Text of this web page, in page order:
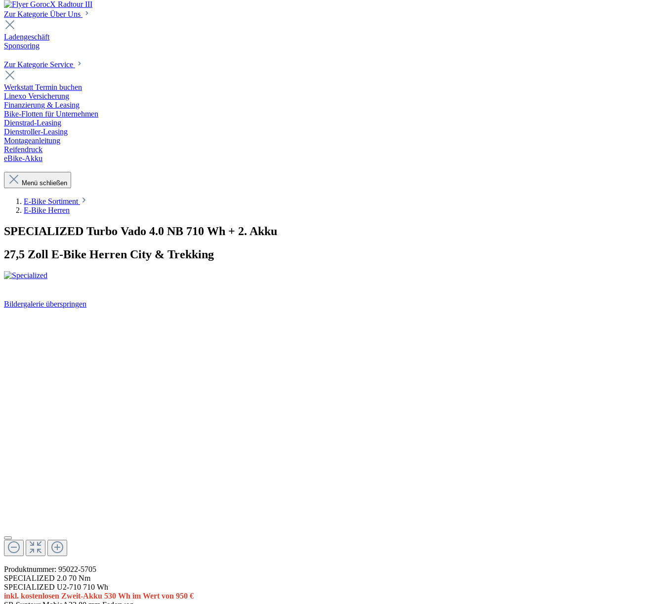
Zur Kategorie Über Uns
Ladengeschäft
Sponsoring
Zur Kategorie Service
Werkstatt Termin buchen
Linexo Versicherung
Finanzierung & Leasing
Bike-Flotten für Unternehmen
Dienstrad-Leasing
Dienstroller-Leasing
Montageanleitung
Reifendruck
eBike-Akku
Menü schließen
E-Bike Sortiment
E-Bike Herren
SPECIALIZED Turbo Vado 4.0 NB 710 Wh + 2. Akku
27,5 Zoll E-Bike Herren City & Trekking
Bildergalerie überspringen
Produktnummer: 95022-5705
SPECIALIZED 2.0 70 Nm
SPECIALIZED U2-710 710 Wh
inkl. kostenlosen Zweit-Akku 530 Wh im Wert von 950 €